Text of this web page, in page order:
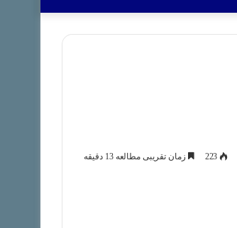
223 زمان تقریبی مطالعه 13 دقیقه